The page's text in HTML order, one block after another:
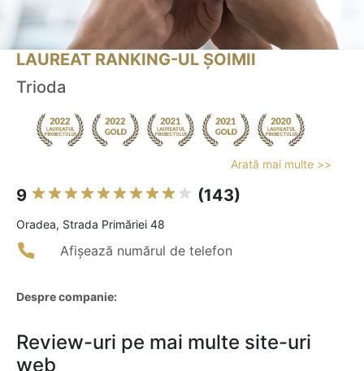
LAUREAT RANKING-UL ȘOIMII
Trioda
Arată mai multe >>
9 (143)
Oradea, Strada Primăriei 48
Afișează numărul de telefon
Despre companie:
Review-uri pe mai multe site-uri
web